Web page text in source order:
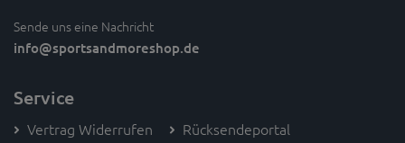
Sende uns eine Nachricht
info@sportsandmoreshop.de
Service
Vertrag Widerrufen
Rücksendeportal